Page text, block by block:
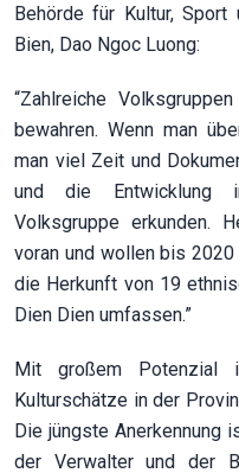
Behörde für Kultur,
Bien, Dao Ngoc Luong:
“Zahlreiche
bewahren. Wenn man
man viel Zeit und
und die Entwicklung
Volksgruppe erkunden.
voran und wollen bis
die Herkunft von 19
Dien Dien umfassen.”
Mit großem Potenzial
Kulturschätze in der
Die jüngste Anerkennung
der Verwalter und der